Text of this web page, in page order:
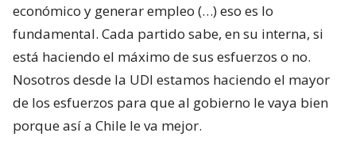
económico y generar empleo (…) eso es lo
fundamental. Cada partido sabe, en su interna, si
está haciendo el máximo de sus esfuerzos o no.
Nosotros desde la UDI estamos haciendo el mayor
de los esfuerzos para que al gobierno le vaya bien
porque así a Chile le va mejor.